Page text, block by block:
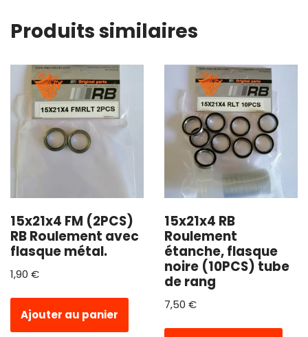
Produits similaires
15x21x4 FM (2PCS)
RB Roulement avec
flasque métal.
1,90 €
Ajouter au panier
15x21x4 RB
Roulement
étanche, flasque
noire (10PCS) tube
de rang
7,50 €